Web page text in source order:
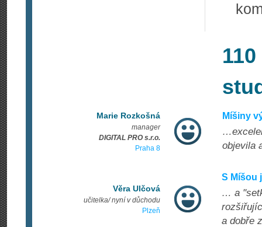
Marie Rozkošná
manager
DIGITAL PRO s.r.o.
Praha 8
Míšiny
objevila
Věra Ulčová
učitelka/ nyní v důchodu
Plzeň
S Míšou
… a
a dobře